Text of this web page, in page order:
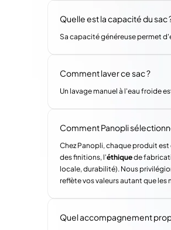
Quelle est la capacité du sac
Sa capacité généreuse permet
Comment laver ce sac ?
Un lavage manuel à l'eau froide
Comment Panopli
Chez Panopli, chaque produit
des finitions, l'éthiquede
locale, durabilité). Nous
reflète vos valeurs autant que les
Quel accompagnement